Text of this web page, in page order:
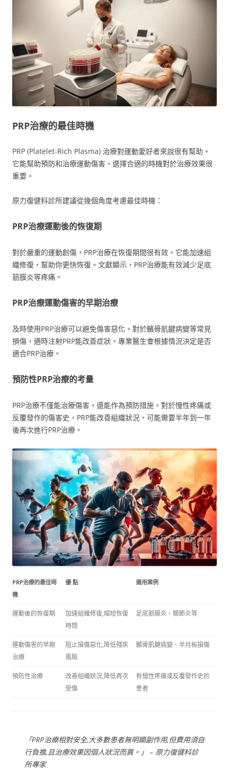
PRP治療的最佳時機
PRP (Platelet-Rich Plasma) 治療對運動愛好者來說很有幫助。
它能幫助預防和治療運動傷害。選擇合適的時機對於治療效果很
重要。
原力復健科診所建議從幾個角度考慮最佳時機：
PRP治療運動後的恢復期
對於嚴重的運動創傷，PRP治療在恢復期間很有效。它能加速組
織修復，幫助你更快恢復。文獻顯示，PRP治療能有效減少足底
筋膜炎等疼痛。
PRP治療運動傷害的早期治療
及時使用PRP治療可以避免傷害惡化。對於髕骨肌腱病變等常見
損傷，適時注射PRP能改善症狀。專業醫生會根據情況決定是否
適合PRP治療。
預防性PRP治療的考量
PRP治療不僅能治療傷害，還能作為預防措施。對於慢性疼痛或
反覆發作的傷害史，PRP能改善組織狀況。可能需要半年到一年
後再次進行PRP治療。
PRP治療的最佳時
機
優 點 適用案例
運動後的恢復期
加速組織修復,縮短恢復
時間
足底筋膜炎、關節炎等
運動傷害的早期
治療
阻止損傷惡化,降低殘疾
風險
髕骨肌腱病變、半月板損傷
預防性治療
改善組織狀況,降低再次
受傷
有慢性疼痛或反覆發作史的
患者
「PRP治療相對安全,大多數患者無明顯副作用,但費用須自
行負擔,且治療效果因個人狀況而異。」 – 原力復健科診
所專家